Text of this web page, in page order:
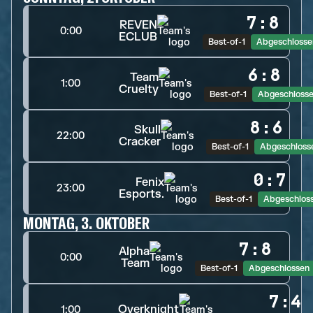
0:00
REVEN
ECLUB
7 : 8
Best-of-1
1:00
Team
Cruelty
6 : 8
Best-of-1
22:00
Skull
Cracker
8 : 6
Best-of-1
23:00
Fenix
Esports.
0 : 7
Best-of-1
MONTAG, 3. OKTOBER
0:00
Alpha
Team
7 : 8
Best-of-1 Abgeschlossen
1:00 Overknight 7 : 4